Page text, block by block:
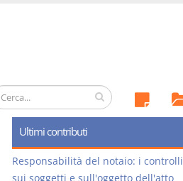
Ultimi contributi
Responsabilità del notaio: i controlli
sui soggetti e sull'oggetto dell'atto